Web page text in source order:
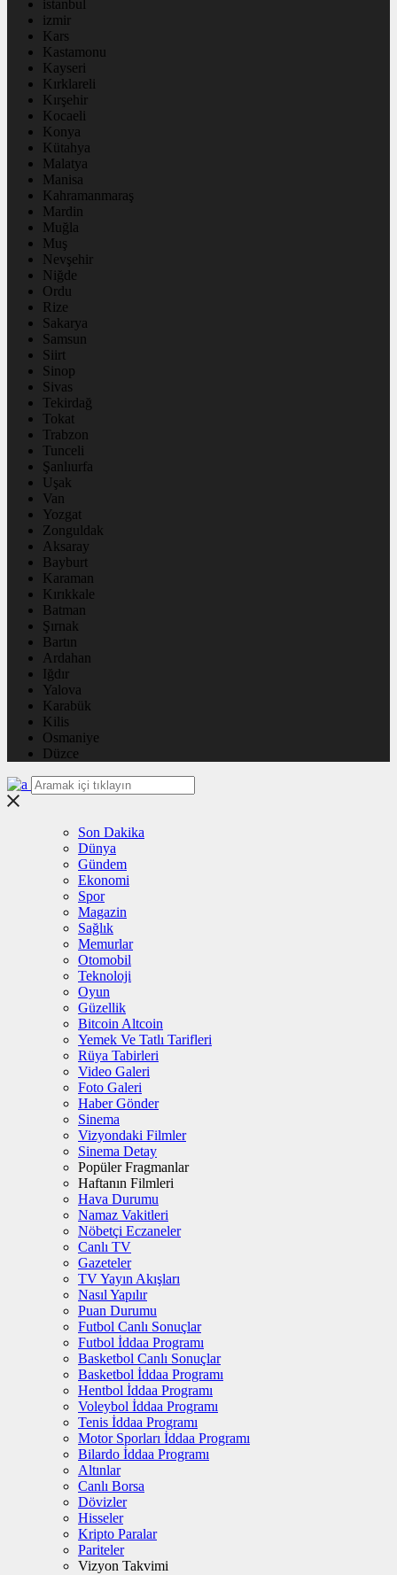
istanbul
izmir
Kars
Kastamonu
Kayseri
Kırklareli
Kırşehir
Kocaeli
Konya
Kütahya
Malatya
Manisa
Kahramanmaraş
Mardin
Muğla
Muş
Nevşehir
Niğde
Ordu
Rize
Sakarya
Samsun
Siirt
Sinop
Sivas
Tekirdağ
Tokat
Trabzon
Tunceli
Şanlıurfa
Uşak
Van
Yozgat
Zonguldak
Aksaray
Bayburt
Karaman
Kırıkkale
Batman
Şırnak
Bartın
Ardahan
Iğdır
Yalova
Karabük
Kilis
Osmaniye
Düzce
Son Dakika
Dünya
Gündem
Ekonomi
Spor
Magazin
Sağlık
Memurlar
Otomobil
Teknoloji
Oyun
Güzellik
Bitcoin Altcoin
Yemek Ve Tatlı Tarifleri
Rüya Tabirleri
Video Galeri
Foto Galeri
Haber Gönder
Sinema
Vizyondaki Filmler
Sinema Detay
Popüler Fragmanlar
Haftanın Filmleri
Hava Durumu
Namaz Vakitleri
Nöbetçi Eczaneler
Canlı TV
Gazeteler
TV Yayın Akışları
Nasıl Yapılır
Puan Durumu
Futbol Canlı Sonuçlar
Futbol İddaa Programı
Basketbol Canlı Sonuçlar
Basketbol İddaa Programı
Hentbol İddaa Programı
Voleybol İddaa Programı
Tenis İddaa Programı
Motor Sporları İddaa Programı
Bilardo İddaa Programı
Altınlar
Canlı Borsa
Dövizler
Hisseler
Kripto Paralar
Pariteler
Vizyon Takvimi